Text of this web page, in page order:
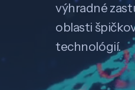
výhradné
oblasti
technológií.